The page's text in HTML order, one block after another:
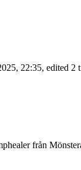
22:35, edited 2
från